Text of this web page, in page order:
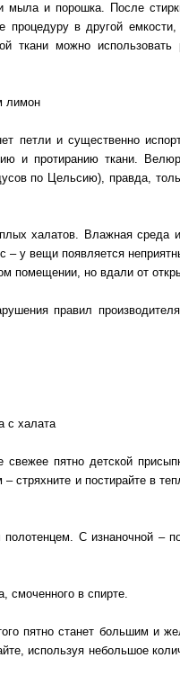
мыла и порошка. После
процедуру в другой
ткани можно
петли и существенно
и протиранию ткани.
по Цельсию), правда,
халатов. Влажная среда
– у вещи появляется
помещении, но вдали от
правил
свежее пятно детской
стряхните и постирайте в
С изнаночной –
смоченного в спирте.
пятно станет большим и
используя небольшое